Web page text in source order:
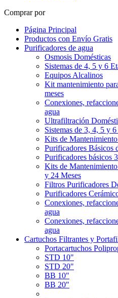
Comprar por
Página Principal
Productos con Envío Gratis
Purificadores de agua
Osmosis Domésticas
Sistemas de 4, 5 y 6
Equipos Alcalinos
Kit mantenimiento
meses
Conexiones,
agua
Ultrafiltración
Sistemas de 3, 4, 5 y 6
Kits de
Purificadores Básicos
Purificadores básicos
Kits de
y 24 Meses
Filtros Purificadores
Purificadores
Conexiones,
agua
Conexiones,
agua
Cartuchos Filtrantes y
Portacartuchos
STD 10"
STD 20"
BB 10"
BB 20"